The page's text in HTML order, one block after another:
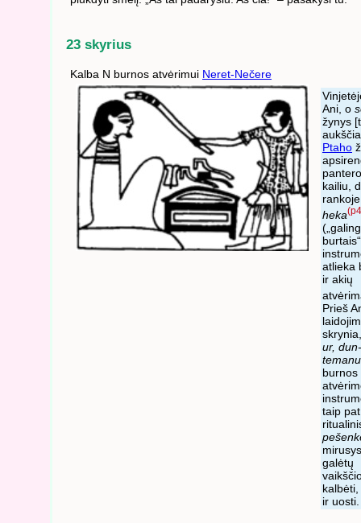
23 skyrius
Kalba N burnos atvėrimui Neret-Nečere
Ani, o
žynys
Ptaho
kailiu,
heka
atlieka
ir akių
Prieš
ur,
temanu
burnos
taip pat
galėtų
ir uosti.